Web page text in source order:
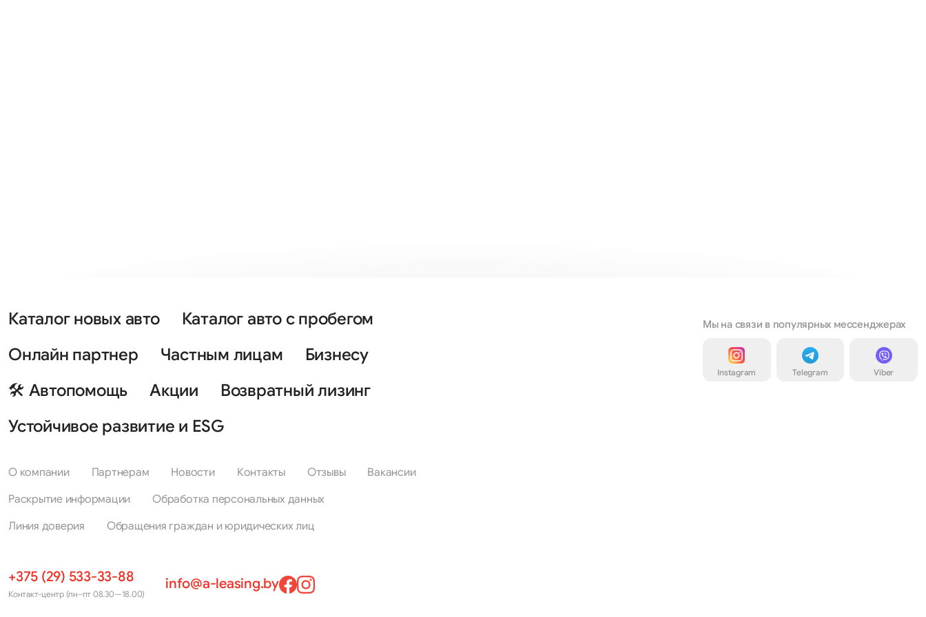
Каталог новых авто
Каталог авто с пробегом
Онлайн партнер
Частным лицам
Бизнесу
🛠 Автопомощь
Акции
Возвратный лизинг
Устойчивое развитие и ESG
О компании Партнерам Новости Контакты Отзывы
Вакансии
Раскрытие информации
Обработка персональных данных
Линия доверия
Обращения граждан и юридических лиц
+375 (29) 533-33-88
Контакт-центр (пн–пт 08.30—18.00)
info@a-leasing.by
Мы на связи в популярных мессенджерах
Instagram Telegram Viber